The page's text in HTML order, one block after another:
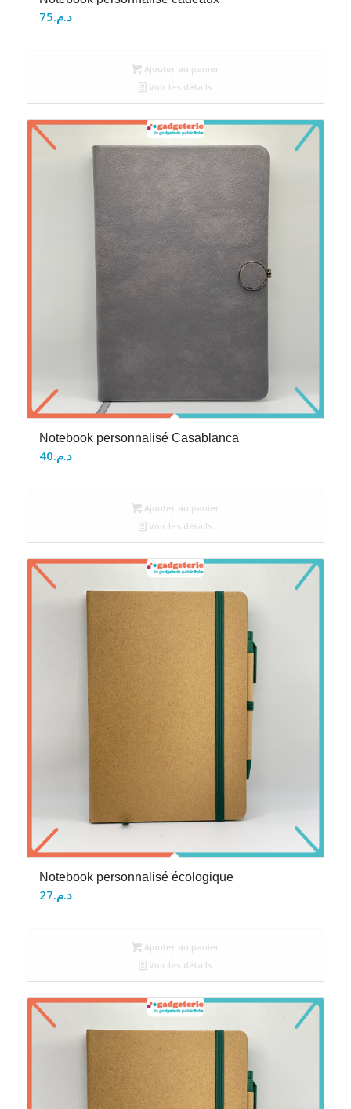
د.م.75
Ajouter au panier
Voir les détails
Notebook personnalisé Casablanca
د.م.40
Ajouter au panier
Voir les détails
Notebook personnalisé écologique
د.م.27
Ajouter au panier
Voir les détails